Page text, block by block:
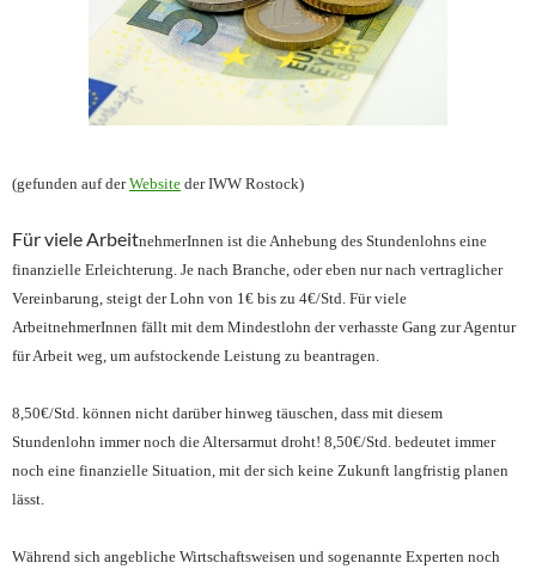
(gefunden auf derWebsite der IWW Rostock)
Für viele ArbeitnehmerInnen ist die Anhebung des Stundenlohns eine
finanzielle Erleichterung. Je nach Branche, oder eben nur nach vertraglicher
Vereinbarung, steigt der Lohn von 1€ bis zu 4€/Std. Für viele
ArbeitnehmerInnen fällt mit dem Mindestlohn der verhasste Gang zur Agentur
für Arbeit weg, um aufstockende Leistung zu beantragen.
8,50€/Std. können nicht darüber hinweg täuschen, dass mit diesem
Stundenlohn immer noch die Altersarmut droht! 8,50€/Std. bedeutet immer
noch eine finanzielle Situation, mit der sich keine Zukunft langfristig planen
lässt.
Während sich angebliche Wirtschaftsweisen und sogenannte Experten noch